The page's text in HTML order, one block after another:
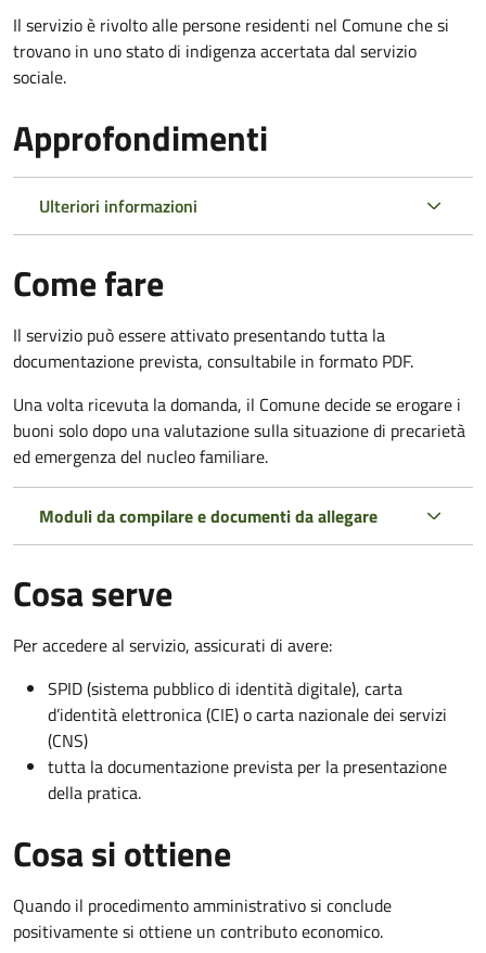
Il servizio è rivolto alle persone residenti nel Comune che si
trovano in uno stato di indigenza accertata dal servizio
sociale.
Approfondimenti
Ulteriori informazioni
Come fare
Il servizio può essere attivato presentando tutta la
documentazione prevista, consultabile in formato PDF.
Una volta ricevuta la domanda, il Comune decide se erogare i
buoni solo dopo una valutazione sulla situazione di precarietà
ed emergenza del nucleo familiare.
Moduli da compilare e documenti da allegare
Cosa serve
Per accedere al servizio, assicurati di avere:
SPID (sistema pubblico di identità digitale), carta
d’identità elettronica (CIE) o carta nazionale dei servizi
(CNS)
tutta la documentazione prevista per la presentazione
della pratica.
Cosa si ottiene
Quando il procedimento amministrativo si conclude
positivamente si ottiene un contributo economico.